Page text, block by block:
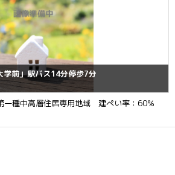
学前」駅バス14分停歩7分
一種中高層住居専用地域 建ぺい率：60％